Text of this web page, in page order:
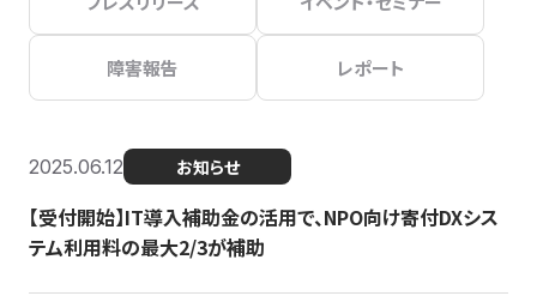
障害報告 レポート
2025.06.12 お知らせ
【受付開始】IT導入補助金の活用で、NPO向け寄付DXシス
テム利用料の最大2/3が補助